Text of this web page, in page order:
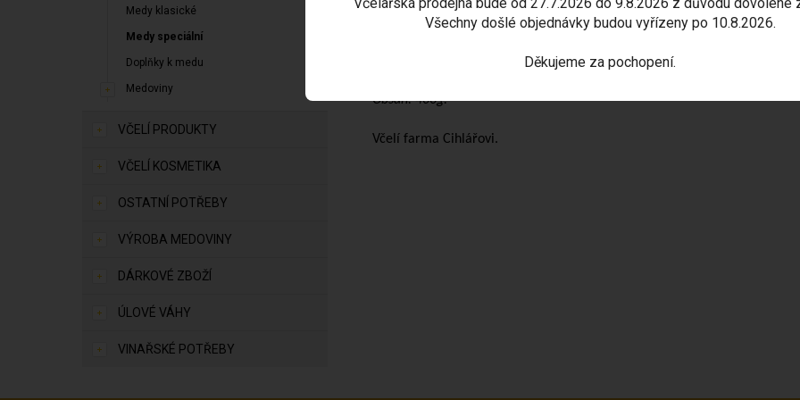
Medy klasické
Medy speciální
Doplňky k medu
Medoviny
VČELÍ PRODUKTY
VČELÍ KOSMETIKA
OSTATNÍ POTŘEBY
VÝROBA MEDOVINY
DÁRKOVÉ ZBOŽÍ
ÚLOVÉ VÁHY
VINAŘSKÉ POTŘEBY
velký obsah vitaminu C a výbornou chuť.
Nepřidávejte med do horkého čaje kvůli znehodnocení zdraví prospěšných
Obsah: 400g.
Včelí farma Cihlářovi.
Všechny došlé objednávky budou vyřízeny po 10.8.2026.
Děkujeme za pochopení.